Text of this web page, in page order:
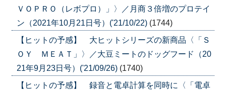
ＶＯＰＲＯ（レボプロ）」〉／月商３倍増のプロテイ
ン（2021年10月21日号）('21/10/22) (1744)
【ヒットの予感】 大ヒットシリーズの新商品〈「Ｓ
ＯＹ ＭＥＡＴ」〉／大豆ミートのドッグフード（20
21年9月23日号）('21/09/26) (1740)
【ヒットの予感】 録音と電卓計算を同時に〈「電卓